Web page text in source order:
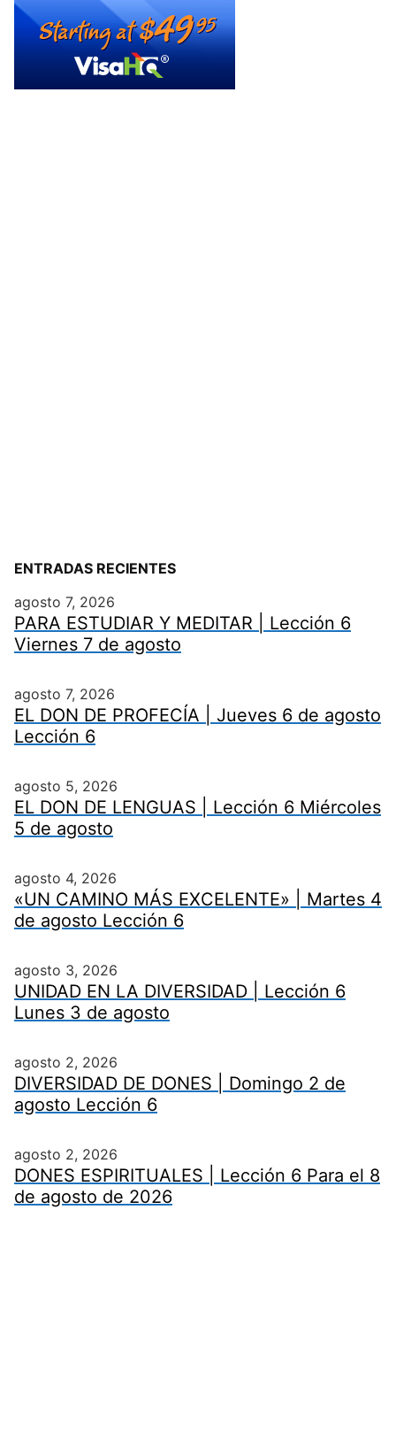
ENTRADAS RECIENTES
agosto 7, 2026
PARA ESTUDIAR Y MEDITAR | Lección 6
Viernes 7 de agosto
agosto 7, 2026
EL DON DE PROFECÍA | Jueves 6 de agosto
Lección 6
agosto 5, 2026
EL DON DE LENGUAS | Lección 6 Miércoles
5 de agosto
agosto 4, 2026
«UN CAMINO MÁS EXCELENTE» | Martes 4
de agosto Lección 6
agosto 3, 2026
UNIDAD EN LA DIVERSIDAD | Lección 6
Lunes 3 de agosto
agosto 2, 2026
DIVERSIDAD DE DONES | Domingo 2 de
agosto Lección 6
agosto 2, 2026
DONES ESPIRITUALES | Lección 6 Para el 8
de agosto de 2026